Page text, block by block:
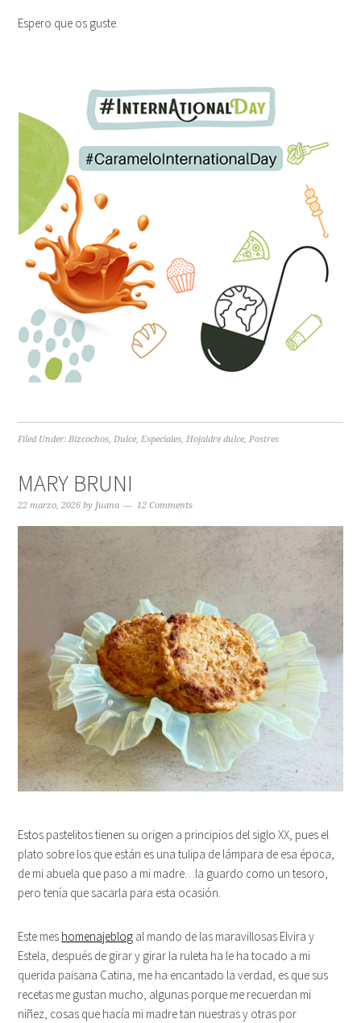
Espero que os guste.
Filed Under:Bizcochos,Dulce,Especiales,Hojaldre dulce,Postres
MARY BRUNI
22 marzo, 2026 by Juana 12 Comments
Estos pastelitos tienen su origen a principios del siglo XX, pues el
plato sobre los que están es una tulipa de lámpara de esa época,
de mi abuela que paso a mi madre…la guardo como un tesoro,
pero tenía que sacarla para esta ocasión.
Este mes homenajeblog al mando de las maravillosas Elvira y
Estela, después de girar y girar la ruleta ha le ha tocado a mi
querida paisana Catina, me ha encantado la verdad, es que sus
recetas me gustan mucho, algunas porque me recuerdan mi
niñez, cosas que hacía mi madre tan nuestras y otras por